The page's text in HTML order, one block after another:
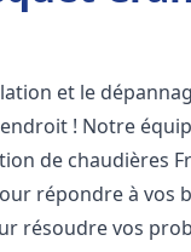
et le
! Notre
de chaudières
répondre à vos
résoudre vos